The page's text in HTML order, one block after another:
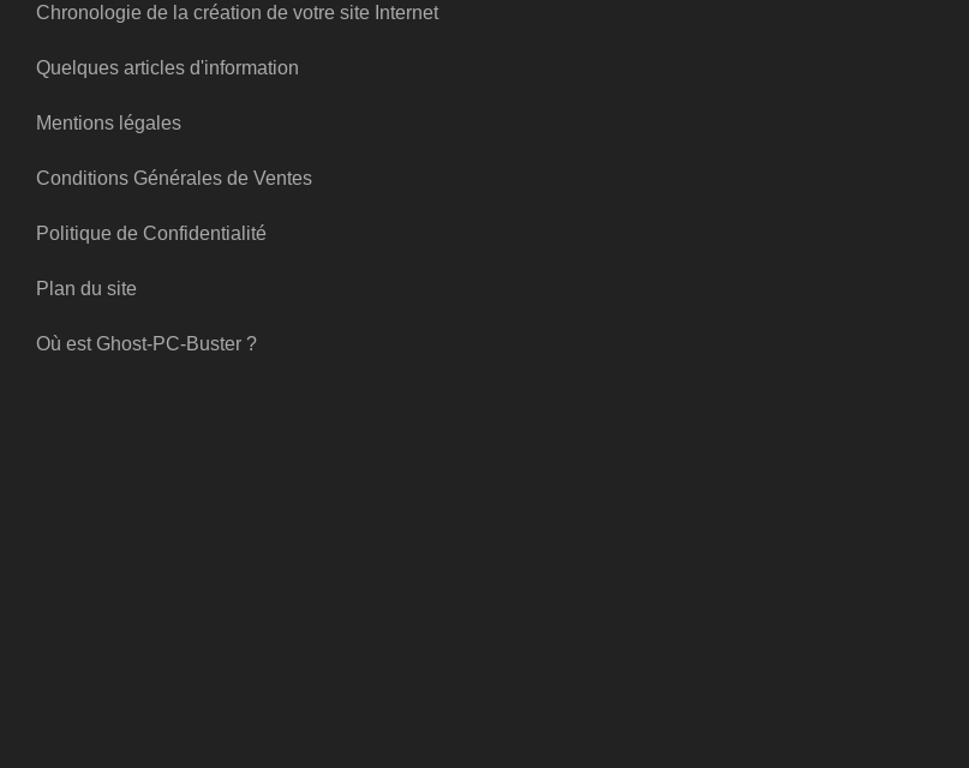
Chronologie de la création de votre site Internet
Quelques articles d'information
Mentions légales
Conditions Générales de Ventes
Politique de Confidentialité
Plan du site
Où est Ghost-PC-Buster ?